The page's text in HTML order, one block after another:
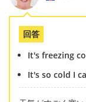
回答
It's freezing
It's so cold I